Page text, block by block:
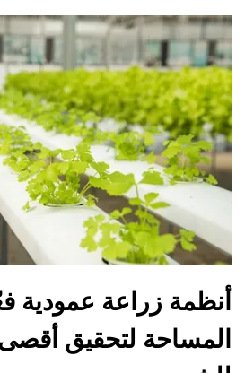
أنظمة زراعة عمودية
المساحة لتحقيق أقصى